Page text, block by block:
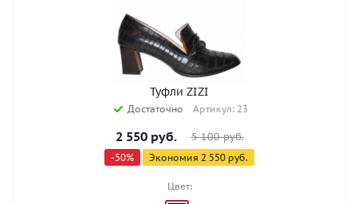
Туфли ZIZI
Достаточно Артикул: 23
2 550руб. 5 100руб.
-50% Экономия 2 550 руб.
Цвет: